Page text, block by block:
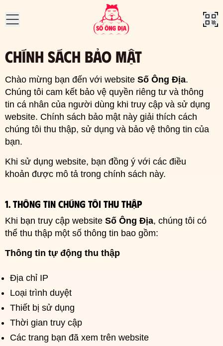
Home»Chính sách bảo mật
CHÍNH SÁCH BẢO MẬT
Chào mừng bạn đến với website Số Ông Địa.
Chúng tôi cam kết bảo vệ quyền riêng tư và thông
tin cá nhân của người dùng khi truy cập và sử dụng
website. Chính sách bảo mật này giải thích cách
chúng tôi thu thập, sử dụng và bảo vệ thông tin của
bạn.
Khi sử dụng website, bạn đồng ý với các điều
khoản được mô tả trong chính sách này.
1. Thông tin chúng tôi thu thập
Khi bạn truy cập website Số Ông Địa, chúng tôi có
thể thu thập một số thông tin bao gồm:
Thông tin tự động thu thập
Địa chỉ IP
Loại trình duyệt
Thiết bị sử dụng
Thời gian truy cập
Các trang bạn đã xem trên website